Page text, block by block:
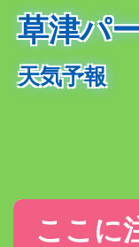
草津パ
天気予報
ここに